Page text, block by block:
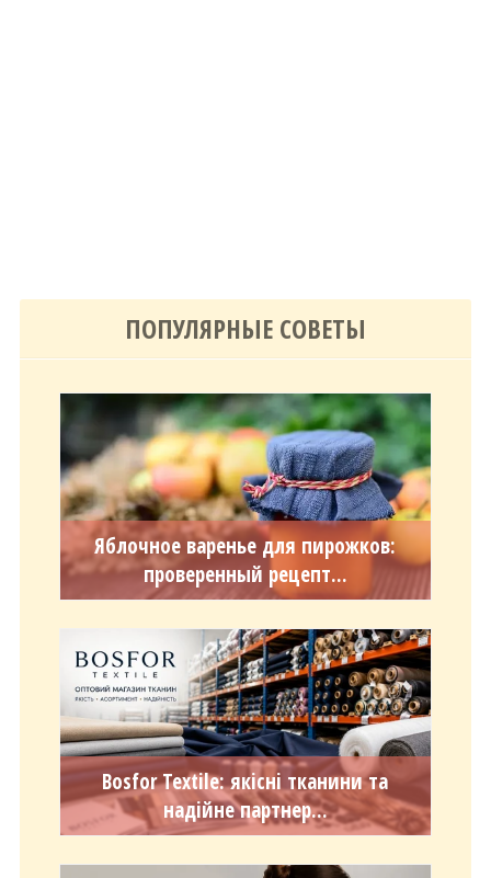
ПОПУЛЯРНЫЕ СОВЕТЫ
Яблочное варенье для пирожков:
проверенный рецепт...
Bosfor Textile: якісні тканини та
надійне партнер...